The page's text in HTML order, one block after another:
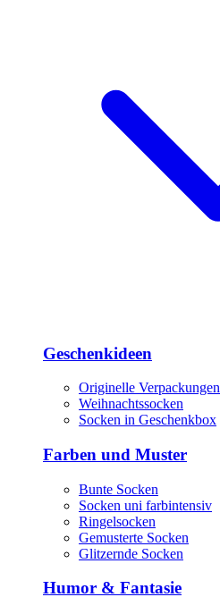
Geschenkideen
Originelle Verpackungen
Weihnachtssocken
Socken in Geschenkbox
Farben und Muster
Bunte Socken
Socken uni farbintensiv
Ringelsocken
Gemusterte Socken
Glitzernde Socken
Humor & Fantasie